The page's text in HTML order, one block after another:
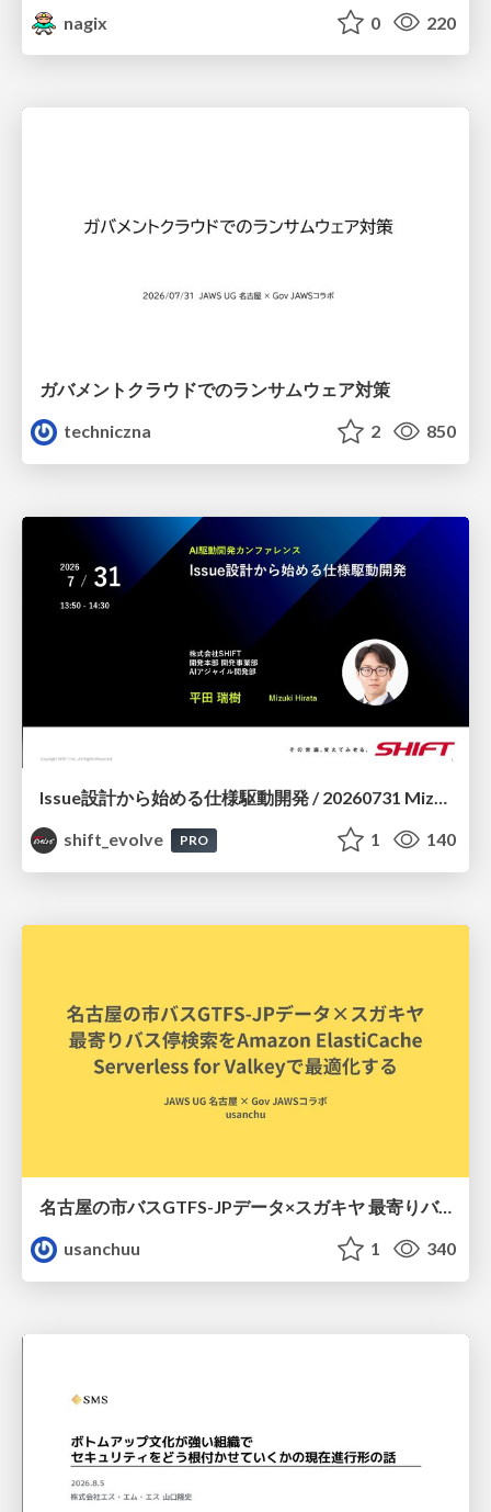
nagix
0 220
ガバメントクラウドでのランサムウェア対策
techniczna
2 850
Issue設計から始める仕様駆動開発 / 20260731 Mizuki Hirata
shift_evolve
PRO 1 140
名古屋の市バスGTFS-JPデータ×スガキヤ 最寄りバス停検索をAmazon ElastiCache Serverless for Valkeyで最適化する
usanchuu
1 340